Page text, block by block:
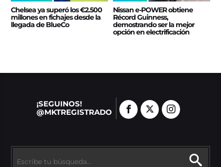
Chelsea ya superó los €2.500
millones en fichajes desde la
llegada de BlueCo
Nissan e‑POWER obtiene
Récord Guinness,
demostrando ser la mejor
opción en electrificación
¡SEGUINOS!
@MKTREGISTRADO